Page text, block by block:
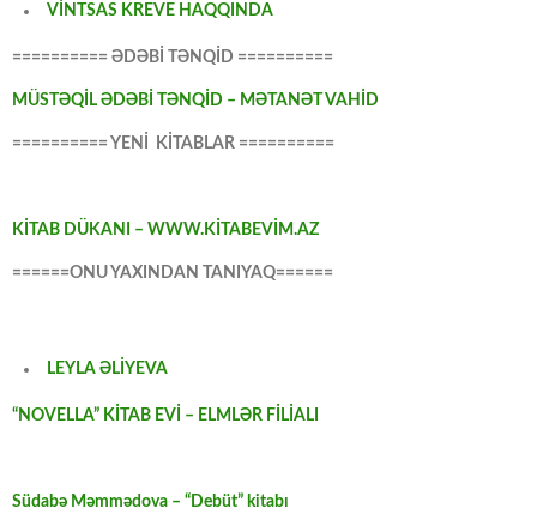
VİNTSAS KREVE HAQQINDA
========== ƏDƏBİ TƏNQİD ==========
MÜSTƏQİL ƏDƏBİ TƏNQİD – MƏTANƏT VAHİD
========== YENİ KİTABLAR ==========
KİTAB DÜKANI – WWW.KİTABEVİM.AZ
======ONU YAXINDAN TANIYAQ======
LEYLA ƏLİYEVA
“NOVELLA” KİTAB EVİ – ELMLƏR FİLİALI
Südabə Məmmədova – “Debüt” kitabı